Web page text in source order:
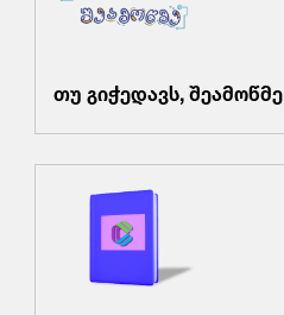
თუ გიჭედავს, შეამოწმე